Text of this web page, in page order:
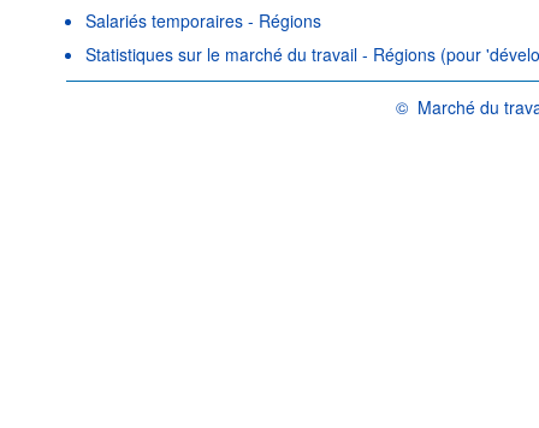
Salariés temporaires - Régions
Statistiques sur le marché du travail - Régions (pour
© Marché du